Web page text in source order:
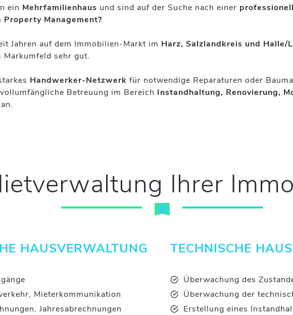
ein Mehrfamilienhaus und sind auf der Suche nach einer
Property Management?
Jahren auf dem Immobilien-Markt im Harz, Salzlandkreis und Halle/
Markumfeld sehr gut.
Handwerker-Netzwerk für notwendige Reparaturen oder
Betreuung im Bereich Instandhaltung, Renovierung,
an.
Ihrer
HAUSVERWALTUNG
Mieterkommunikation
Jahresabrechnungen
TECHNISCHE
Überwachung des
Überwachung der
Erstellung eines